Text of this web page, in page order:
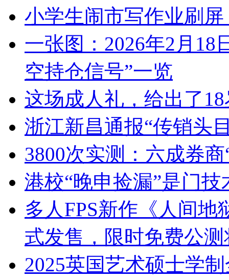
小学生闹市写作业刷
一张图：2026年2月18
空持仓信号”一览
这场成人礼，给出了
浙江新昌通报“传销头
3800次实测：六成券
港校“晚申捡漏”是门技
多人FPS新作《人间
式发售，限时免费公
2025英国艺术硕士学